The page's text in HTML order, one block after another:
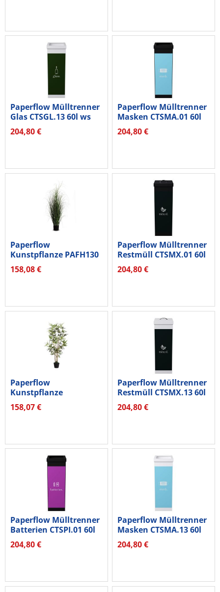
Paperflow Mülltrenner
Glas CTSGL.13 60l ws
204,80 €
Paperflow Mülltrenner
Masken CTSMA.01 60l
sw
204,80 €
Paperflow
Kunstpflanze PAFH130
Gras 130cm
158,08 €
Paperflow Mülltrenner
Restmüll CTSMX.01 60l
sw
204,80 €
Paperflow
Kunstpflanze
PABAM160 Bambus
160cm
158,07 €
Paperflow Mülltrenner
Restmüll CTSMX.13 60l
ws
204,80 €
Paperflow Mülltrenner
Batterien CTSPI.01 60l
sw
204,80 €
Paperflow Mülltrenner
Masken CTSMA.13 60l
ws
204,80 €